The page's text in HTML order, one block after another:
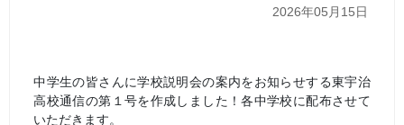
2026年05月15日
中学生の皆さんに学校説明会の案内をお知らせする東宇治
高校通信の第１号を作成しました！各中学校に配布させて
いただきます。